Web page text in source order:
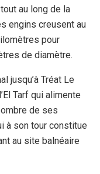
au long de la
engins creusent au
pour
de diamètre.
jusqu’à Tréat Le
Tarf qui alimente
de ses
à son tour constitue
au site balnéaire